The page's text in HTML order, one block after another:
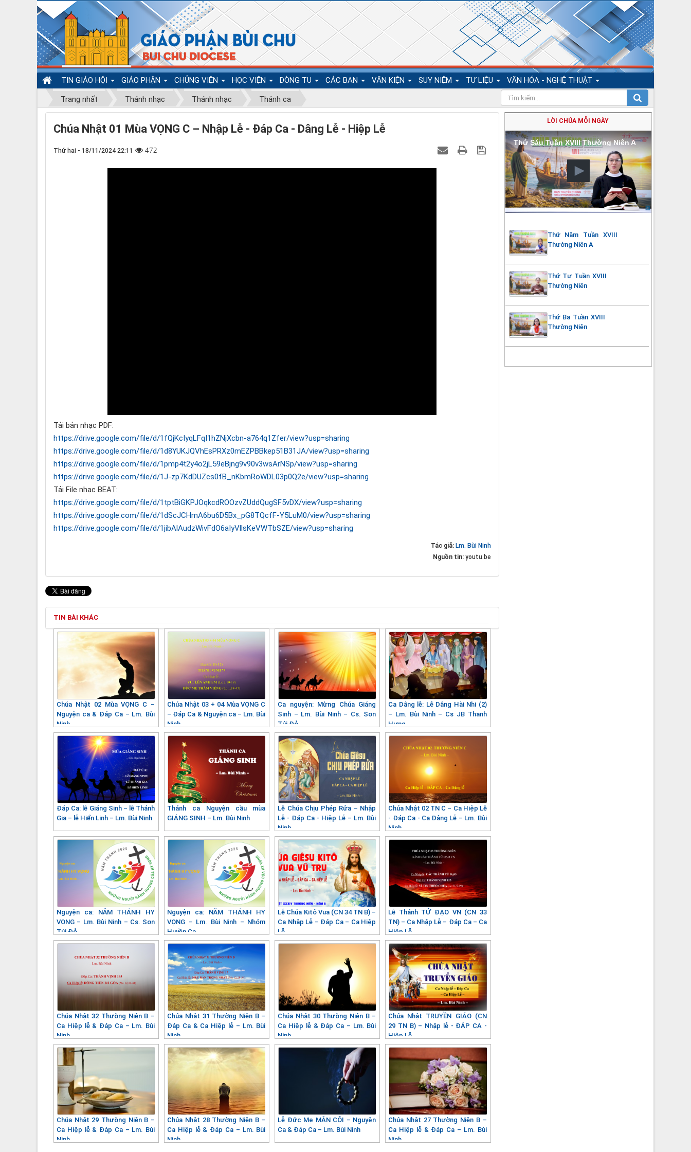
TIN GIÁO HỘI GIÁO PHẬN CHỦNG VIỆN HỌC VIỆN DÒNG TU CÁC BAN VĂN KIỆN SUY NIỆM TƯ LIỆU VĂN HÓA - NGHỆ THUẬT
Trang nhất Thánh nhạc Thánh nhạc Thánh ca
Chúa Nhật 01 Mùa VỌNG C – Nhập Lễ - Đáp Ca - Dâng Lễ - Hiệp Lễ
Thứ hai - 18/11/2024 22:11 472
Tải bản nhạc PDF:
https://drive.google.com/file/d/1fQjKcIyqLFqI1hZNjXcbn-a764q1Zfer/view?usp=sharing
https://drive.google.com/file/d/1d8YUKJQVhEsPRXz0mEZPBBkep51B31JA/view?usp=sharing
https://drive.google.com/file/d/1pmp4t2y4o2jL59eBjng9v90v3wsArNSp/view?usp=sharing
https://drive.google.com/file/d/1J-zp7KdDUZcs0fB_nKbmRoWDL03p0Q2e/view?usp=sharing
Tải File nhạc BEAT:
https://drive.google.com/file/d/1tptBiGKPJOqkcdROOzvZUddQugSF5vDX/view?usp=sharing
https://drive.google.com/file/d/1dScJCHmA6bu6D5Bx_pG8TQcfF-Y5LuM0/view?usp=sharing
https://drive.google.com/file/d/1jibAlAudzWivFdO6aIyVllsKeVWTbSZE/view?usp=sharing
Tác giả: Lm. Bùi Ninh
Nguồn tin: youtu.be
TIN BÀI KHÁC
Chúa Nhật 02 Mùa VỌNG C –
Nguyện ca & Đáp Ca – Lm. Bùi
Ninh
Chúa Nhật 03 + 04 Mùa VỌNG C
– Đáp Ca & Nguyện ca – Lm. Bùi
Ninh
Ca nguyện: Mừng Chúa Giáng
Sinh – Lm. Bùi Ninh – Cs. Sơn
Túi Đỏ
Ca Dâng lễ: Lễ Dâng Hài Nhi (2)
– Lm. Bùi Ninh – Cs JB Thanh
Hưng
Đáp Ca: lễ Giáng Sinh – lễ Thánh
Gia – lễ Hiển Linh – Lm. Bùi Ninh
Thánh ca Nguyện cầu mùa
GIÁNG SINH – Lm. Bùi Ninh
Lễ Chúa Chịu Phép Rửa – Nhập
Lễ - Đáp Ca - Hiệp Lễ – Lm. Bùi
Ninh
Chúa Nhật 02 TN C – Ca Hiệp Lễ
- Đáp Ca - Ca Dâng Lễ – Lm. Bùi
Ninh
Nguyện ca: NĂM THÁNH HY
VỌNG – Lm. Bùi Ninh – Cs. Sơn
Túi Đỏ
Nguyện ca: NĂM THÁNH HY
VỌNG – Lm. Bùi Ninh – Nhóm
Huyền Ca
Lễ Chúa Kitô Vua (CN 34 TN B) –
Ca Nhập Lễ – Đáp Ca – Ca Hiệp
Lễ
Lễ Thánh TỬ ĐẠO VN (CN 33
TN) – Ca Nhập Lễ – Đáp Ca – Ca
Hiệp Lễ
Chúa Nhật 32 Thường Niên B –
Ca Hiệp lễ & Đáp Ca – Lm. Bùi
Ninh
Chúa Nhật 31 Thường Niên B –
Đáp Ca & Ca Hiệp lễ – Lm. Bùi
Ninh
Chúa Nhật 30 Thường Niên B –
Ca Hiệp lễ & Đáp Ca – Lm. Bùi
Ninh
Chúa Nhật TRUYỀN GIÁO (CN
29 TN B) – Nhập lễ - ĐÁP CA -
Hiệp Lễ
Chúa Nhật 29 Thường Niên B –
Ca Hiệp lễ & Đáp Ca – Lm. Bùi
Ninh
Chúa Nhật 28 Thường Niên B –
Ca Hiệp lễ & Đáp Ca – Lm. Bùi
Ninh
Lễ Đức Mẹ MÂN CÔI – Nguyện
Ca & Đáp Ca – Lm. Bùi Ninh
Chúa Nhật 27 Thường Niên B –
Ca Hiệp lễ & Đáp Ca – Lm. Bùi
Ninh
LỜI CHÚA MỖI NGÀY
Thứ Sáu Tuần XVIII Thường Niên A
Thứ Năm Tuần XVIII
Thường Niên A
Thứ Tư Tuần XVIII
Thường Niên
Thứ Ba Tuần XVIII
Thường Niên